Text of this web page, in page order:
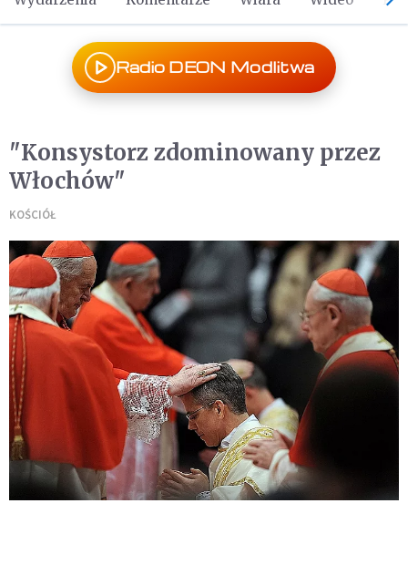
Radio DEON Modlitwa
"Konsystorz zdominowany przez
Włochów"
KOŚCIÓŁ